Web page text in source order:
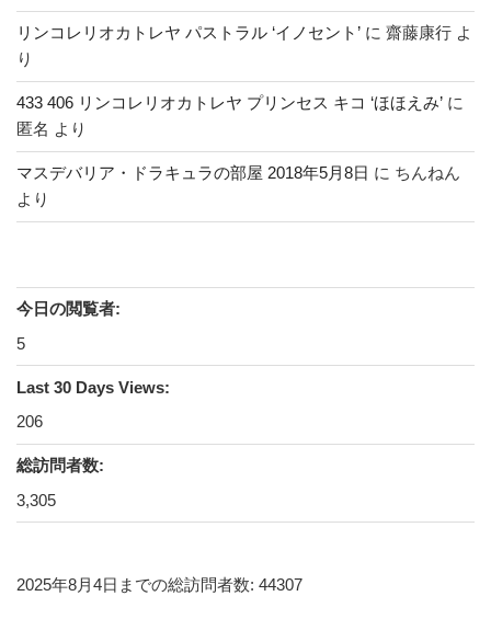
リンコレリオカトレヤ パストラル ‘イノセント’ に 齋藤康行 よ
り
433 406 リンコレリオカトレヤ プリンセス キコ ‘ほほえみ’ に
匿名 より
マスデバリア・ドラキュラの部屋 2018年5月8日 に ちんねん
より
今日の閲覧者:
5
Last 30 Days Views:
206
総訪問者数:
3,305
2025年8月4日までの総訪問者数: 44307